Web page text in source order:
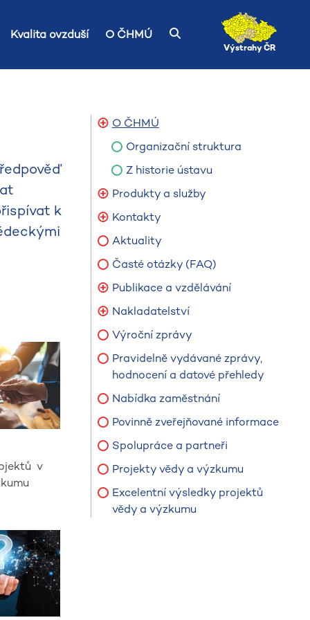
Kvalita ovzduší O ČHMÚ
Výstrahy ČR
k
v
O ČHMÚ
Organizační struktura
Z historie ústavu
Produkty a služby
Kontakty
Aktuality
Časté otázky (FAQ)
Publikace a vzdělávání
Nakladatelství
Výroční zprávy
Pravidelně vydávané zprávy,
hodnocení a datové přehledy
Nabídka zaměstnání
Povinně zveřejňované informace
Spolupráce a partneři
Projekty vědy a výzkumu
Excelentní výsledky projektů
vědy a výzkumu